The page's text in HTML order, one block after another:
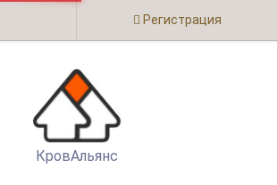
Регистрация
КровАльянс